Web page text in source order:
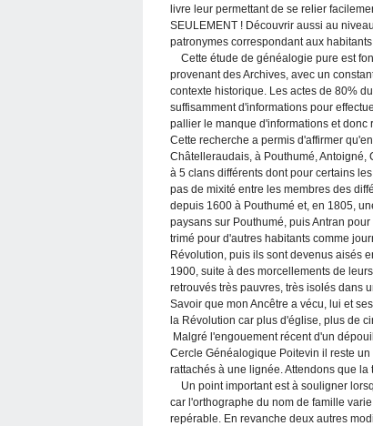
livre leur permettant de se relier
SEULEMENT ! Découvrir aussi au
patronymes correspondant aux
Cette étude de généalogie pure est
provenant des Archives, avec un
contexte historique. Les actes de 80%
suffisamment d'informations pour
pallier le manque d'informations et
Cette recherche a permis d'affirmer
Châtelleraudais, à Pouthumé,
à 5 clans différents dont pour certains
pas de mixité entre les membres des
depuis 1600 à Pouthumé et, en 1805,
paysans sur Pouthumé, puis Antran
trimé pour d'autres habitants comme
Révolution, puis ils sont devenus aisés
1900, suite à des morcellements de
retrouvés très pauvres, très isolés dans
Savoir que mon Ancêtre a vécu, lui et
la Révolution car plus d'église, plus de
Malgré l'engouement récent d'un
Cercle Généalogique Poitevin il reste
rattachés à une lignée. Attendons que
Un point important est à souligner
car l'orthographe du nom de famille
repérable. En revanche deux autres